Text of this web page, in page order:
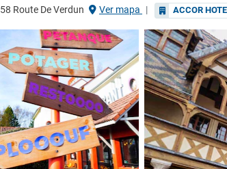
58 Route De Verdun Ver mapa | ACCOR